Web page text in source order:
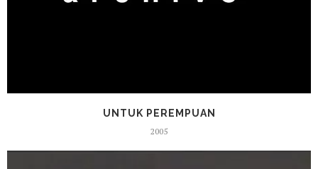
UNTUK PEREMPUAN
2005